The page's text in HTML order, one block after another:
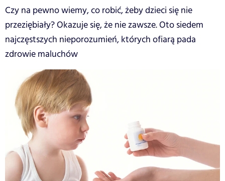
Czy na pewno wiemy, co robić, żeby dzieci się nie
przeziębiały? Okazuje się, że nie zawsze. Oto siedem
najczęstszych nieporozumień, których ofiarą pada
zdrowie maluchów